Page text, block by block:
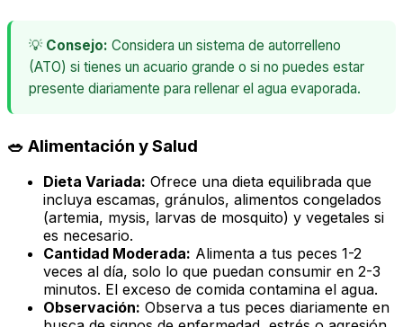
💡 Consejo: Considera un sistema de autorrelleno
(ATO) si tienes un acuario grande o si no puedes estar
presente diariamente para rellenar el agua evaporada.
🥗 Alimentación y Salud
Dieta Variada: Ofrece una dieta equilibrada que
incluya escamas, gránulos, alimentos congelados
(artemia, mysis, larvas de mosquito) y vegetales si
es necesario.
Cantidad Moderada: Alimenta a tus peces 1-2
veces al día, solo lo que puedan consumir en 2-3
minutos. El exceso de comida contamina el agua.
Observación: Observa a tus peces diariamente en